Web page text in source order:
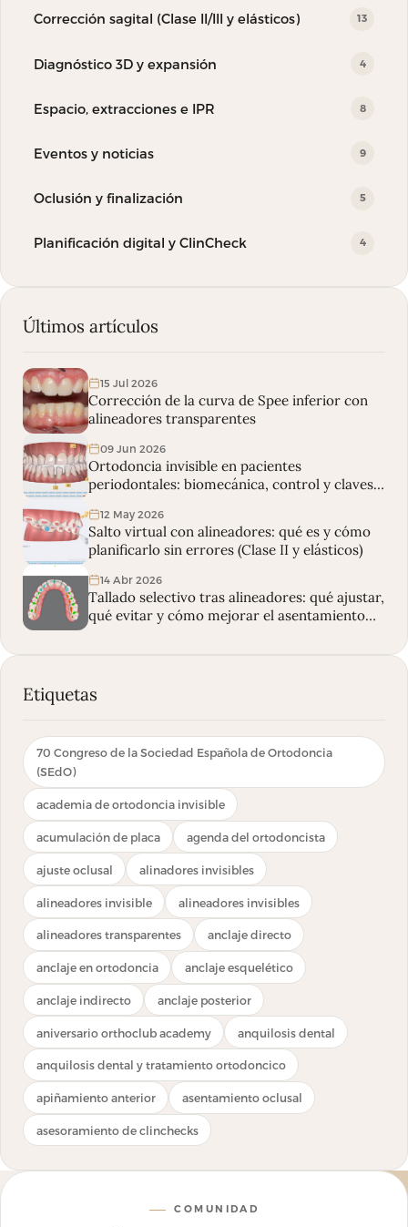
Corrección sagital (Clase II/III y elásticos) 13
Diagnóstico 3D y expansión 4
Espacio, extracciones e IPR 8
Eventos y noticias 9
Oclusión y finalización 5
Planificación digital y ClinCheck 4
Últimos artículos
15 Jul 2026
Corrección de la curva de Spee inferior con
alineadores transparentes
09 Jun 2026
Ortodoncia invisible en pacientes
periodontales: biomecánica, control y claves
12 May 2026
Salto virtual con alineadores: qué es y cómo
planificarlo sin errores (Clase II y elásticos)
14 Abr 2026
Tallado selectivo tras alineadores: qué ajustar,
qué evitar y cómo mejorar el asentamiento
Etiquetas
70 Congreso de la Sociedad Española de Ortodoncia
(SEdO)
academia de ortodoncia invisible
acumulación de placa agenda del ortodoncista
ajuste oclusal alinadores invisibles
alineadores invisible alineadores invisibles
alineadores transparentes anclaje directo
anclaje en ortodoncia anclaje esquelético
anclaje indirecto anclaje posterior
aniversario orthoclub academy anquilosis dental
anquilosis dental y tratamiento ortodoncico
apiñamiento anterior asentamiento oclusal
asesoramiento de clinchecks
COMUNIDAD